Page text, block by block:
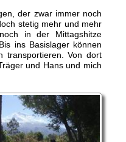
der zwar immer noch
stetig mehr und mehr
in der Mittagshitze
ins Basislager können
transportieren. Von dort
und Hans und mich